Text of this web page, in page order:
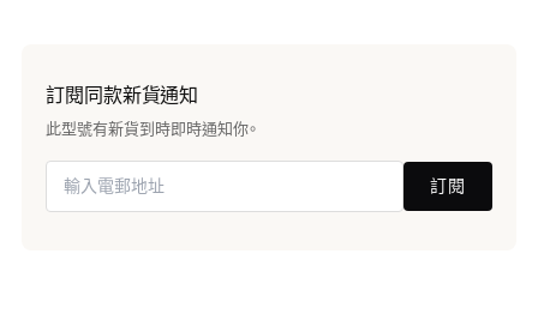
訂閱同款新貨通知
此型號有新貨到時即時通知你。
訂閱